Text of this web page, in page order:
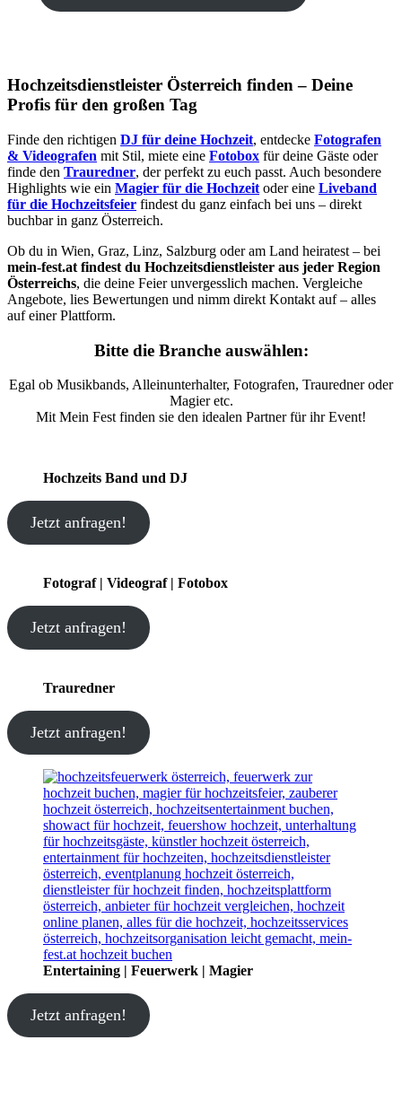
Hochzeitsdienstleister Österreich finden – Deine
Profis für den großen Tag
Finde den richtigen DJ für deine Hochzeit, entdecke Fotografen
& Videografen mit Stil, miete eine Fotobox für deine Gäste oder
finde den Trauredner, der perfekt zu euch passt. Auch besondere
Highlights wie ein Magier für die Hochzeit oder eine Liveband
für die Hochzeitsfeier findest du ganz einfach bei uns – direkt
buchbar in ganz Österreich.
Ob du in Wien, Graz, Linz, Salzburg oder am Land heiratest – bei
mein-fest.at findest du Hochzeitsdienstleister aus jeder Region
Österreichs, die deine Feier unvergesslich machen. Vergleiche
Angebote, lies Bewertungen und nimm direkt Kontakt auf – alles
auf einer Plattform.
Bitte die Branche auswählen:
Egal ob Musikbands, Alleinunterhalter, Fotografen, Trauredner oder
Magier etc.
Mit Mein Fest finden sie den idealen Partner für ihr Event!
Hochzeits Band und DJ
Jetzt anfragen!
Fotograf | Videograf | Fotobox
Jetzt anfragen!
Trauredner
Jetzt anfragen!
Entertaining | Feuerwerk | Magier
Jetzt anfragen!